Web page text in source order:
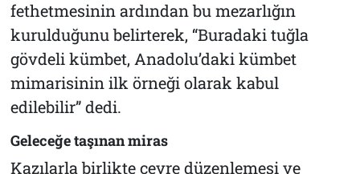
fethetmesinin ardından bu mezarlığın
kurulduğunu belirterek, “Buradaki tuğla
gövdeli kümbet, Anadolu’daki kümbet
mimarisinin ilk örneği olarak kabul
edilebilir” dedi.
Geleceğe taşınan miras
Kazılarla birlikte çevre düzenlemesi ve